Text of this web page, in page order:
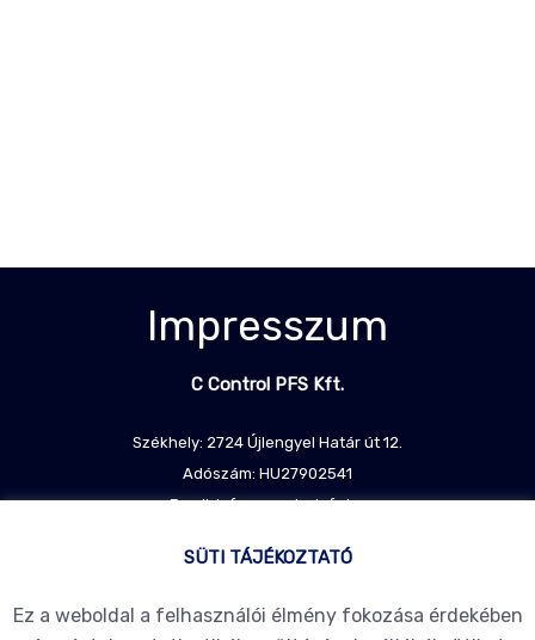
Impresszum
C Control PFS Kft.
Székhely: 2724 Újlengyel Határ út 12.
Adószám: HU27902541
Email: info@ccontrolpfs.hu
SÜTI TÁJÉKOZTATÓ
Ez a weboldal a felhasználói élmény fokozása érdekében